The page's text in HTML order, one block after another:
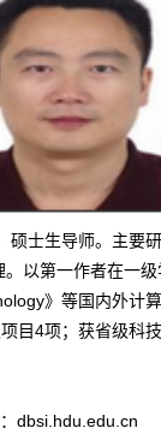
士生导师。主要
以第一作者在一
》等国内外计
目4项；获省级科
dbsi.hdu.edu.cn